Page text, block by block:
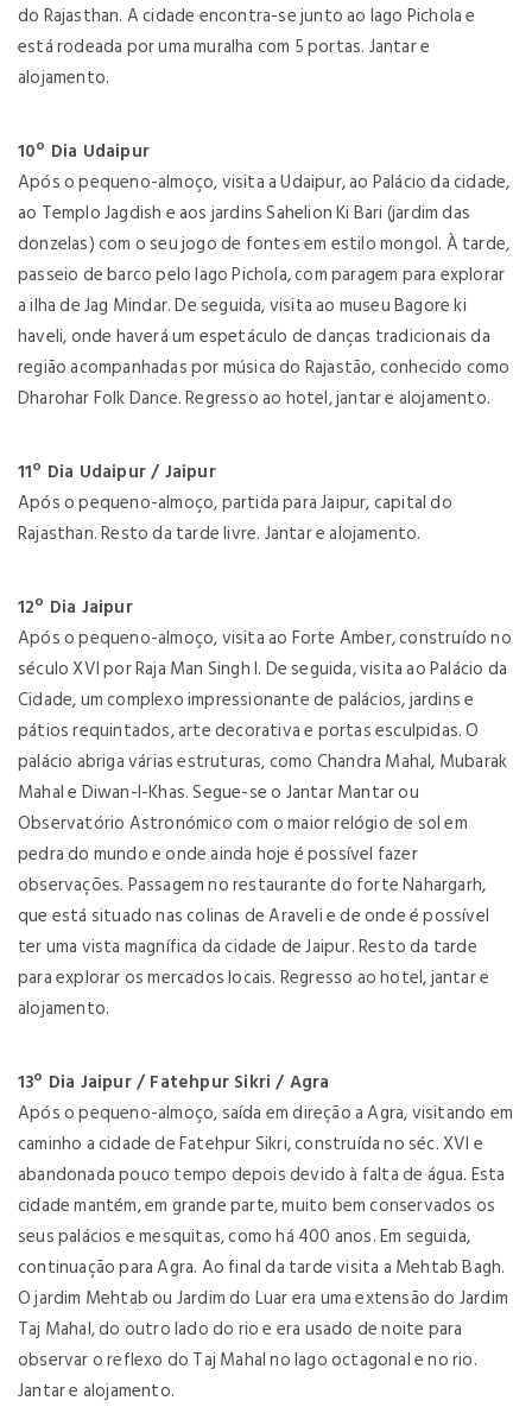
do Rajasthan. A cidade encontra-se junto ao lago Pichola e
está rodeada por uma muralha com 5 portas. Jantar e
alojamento.
10º Dia Udaipur
Após o pequeno-almoço, visita a Udaipur, ao Palácio da cidade,
ao Templo Jagdish e aos jardins Sahelion Ki Bari (jardim das
donzelas) com o seu jogo de fontes em estilo mongol. À tarde,
passeio de barco pelo lago Pichola, com paragem para explorar
a ilha de Jag Mindar. De seguida, visita ao museu Bagore ki
haveli, onde haverá um espetáculo de danças tradicionais da
região acompanhadas por música do Rajastão, conhecido como
Dharohar Folk Dance. Regresso ao hotel, jantar e alojamento.
11º Dia Udaipur / Jaipur
Após o pequeno-almoço, partida para Jaipur, capital do
Rajasthan. Resto da tarde livre. Jantar e alojamento.
12º Dia Jaipur
Após o pequeno-almoço, visita ao Forte Amber, construído no
século XVI por Raja Man Singh I. De seguida, visita ao Palácio da
Cidade, um complexo impressionante de palácios, jardins e
pátios requintados, arte decorativa e portas esculpidas. O
palácio abriga várias estruturas, como Chandra Mahal, Mubarak
Mahal e Diwan-I-Khas. Segue-se o Jantar Mantar ou
Observatório Astronómico com o maior relógio de sol em
pedra do mundo e onde ainda hoje é possível fazer
observações. Passagem no restaurante do forte Nahargarh,
que está situado nas colinas de Araveli e de onde é possível
ter uma vista magnífica da cidade de Jaipur. Resto da tarde
para explorar os mercados locais. Regresso ao hotel, jantar e
alojamento.
13º Dia Jaipur / Fatehpur Sikri / Agra
Após o pequeno-almoço, saída em direção a Agra, visitando em
caminho a cidade de Fatehpur Sikri, construída no séc. XVI e
abandonada pouco tempo depois devido à falta de água. Esta
cidade mantém, em grande parte, muito bem conservados os
seus palácios e mesquitas, como há 400 anos. Em seguida,
continuação para Agra. Ao final da tarde visita a Mehtab Bagh.
O jardim Mehtab ou Jardim do Luar era uma extensão do Jardim
Taj Mahal, do outro lado do rio e era usado de noite para
observar o reflexo do Taj Mahal no lago octagonal e no rio.
Jantar e alojamento.